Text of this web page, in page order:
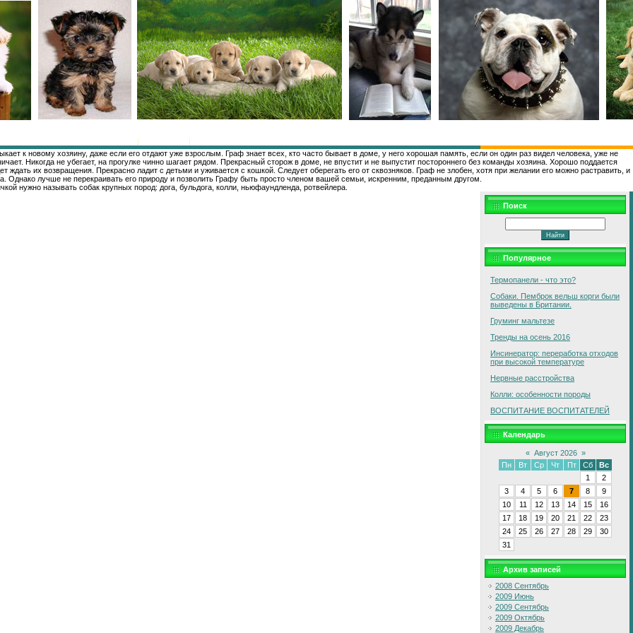
| |
к новому хозяину, даже если его отдают уже взрослым. Граф знает всех, кто часто бывает в доме, у него хорошая память, если он один раз видел человека, уже не
Никогда не убегает, на прогулке чинно шагает рядом. Прекрасный сторож в доме, не впустит и не выпустит постороннего без команды хозяина. Хорошо поддается
ждать их возвращения. Прекрасно ладит с детьми и уживается с кошкой. Следует оберегать его от сквозняков. Граф не злобен, хотя при желании его можно растравить, и
Однако лучше не перекраивать его природу и позволить Графу быть просто членом вашей семьи, искренним, преданным другом.
нужно называть собак крупных пород: дога, бульдога, колли, ньюфаундленда, ротвейлера.
Поиск
Популярное
Термопанели - что это?
Собаки. Пемброк вельш корги были
выведены в Британии.
Груминг мальтезе
Тренды на осень 2016
Инсинератор: переработка отходов
при высокой температуре
Нервные расстройства
Колли: особенности породы
ВОСПИТАНИЕ ВОСПИТАТЕЛЕЙ
Календарь
« Август 2026 »
Пн
Вт Ср Чт Пт Сб
Вс
1
2
3
4 5 6 7 8
9
10
11 12 13 14 15
16
17
18 19 20 21 22
23
24
25 26 27 28 29
30
31
Архив записей
2008 Сентябрь
2009 Июнь
2009 Сентябрь
2009 Октябрь
2009 Декабрь